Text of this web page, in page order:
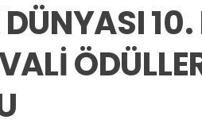
10.